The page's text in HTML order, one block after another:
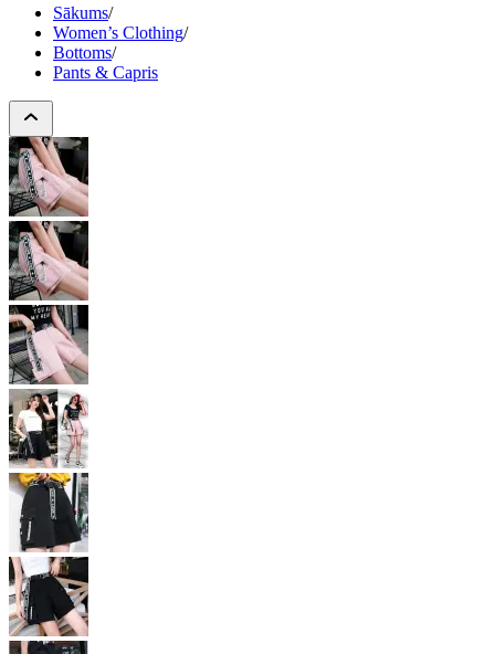
Sākums/
Women’s Clothing/
Bottoms/
Pants & Capris